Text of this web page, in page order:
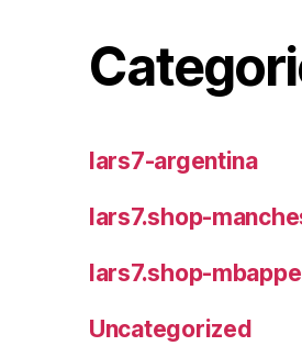
lars7-argentina
lars7.shop-
lars7.shop-mbappe
Uncategorized